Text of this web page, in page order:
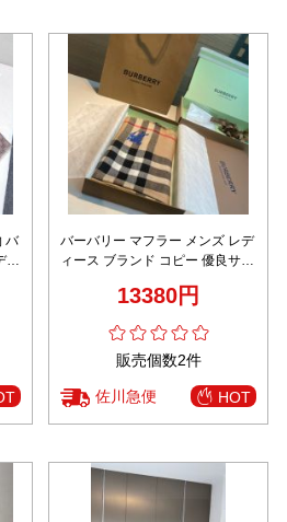
バ
ィ
バーバリー マフラー メンズ レデ
ィース ブランド コピー 優良サイ
カシミヤ混13380円
販売個数2件
佐川急便 HOT